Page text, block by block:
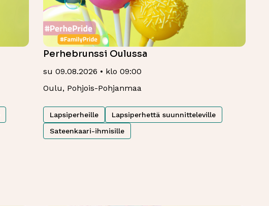
Perhebrunssi Oulussa
su 09.08.2026 • klo 09:00
Oulu, Pohjois-Pohjanmaa
Lapsiperheille
Lapsiperhettä suunnitteleville
Sateenkaari-ihmisille